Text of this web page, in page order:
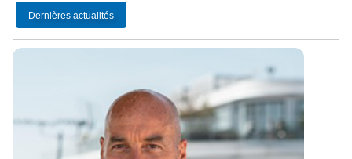
Dernières actualités